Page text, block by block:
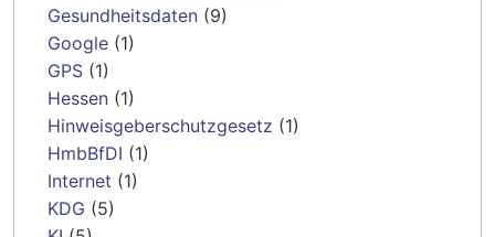
Gesundheitsdaten (9)
Google (1)
GPS (1)
Hessen (1)
Hinweisgeberschutzgesetz (1)
HmbBfDI (1)
Internet (1)
KDG (5)